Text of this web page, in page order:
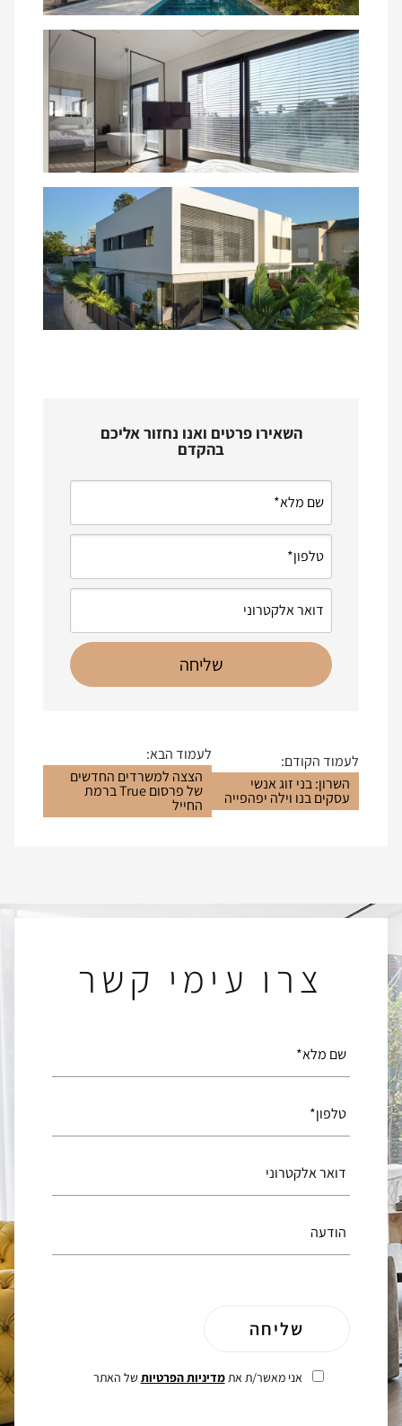
השאירו פרטים ואנו נחזור אליכם
בהקדם
לעמוד הקודם:
השרון: בני זוג אנשי
עסקים בנו וילה יפהפייה
לעמוד הבא:
הצצה למשרדים החדשים
של פרסום True ברמת
החייל
צרו עימי קשר
אני מאשר/ת אתמדיניות הפרטיות של האתר